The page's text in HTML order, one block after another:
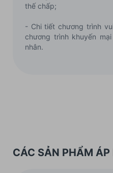
thế chấp;
- Chi tiết chương trình
chương trình khuyến
nhân.
CÁC SẢN PHẨM ÁP